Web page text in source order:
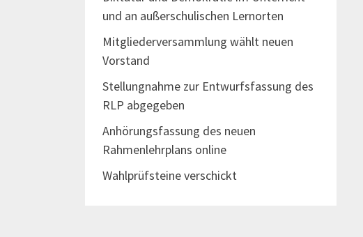
und an außerschulischen Lernorten
Mitgliederversammlung wählt neuen
Vorstand
Stellungnahme zur Entwurfsfassung des
RLP abgegeben
Anhörungsfassung des neuen
Rahmenlehrplans online
Wahlprüfsteine verschickt